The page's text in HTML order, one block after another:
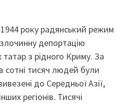
року радянський режим
депортацію
татар з рідного Криму. За
сотні тисяч людей були
до Середньої Азії,
регіонів. Тисячі